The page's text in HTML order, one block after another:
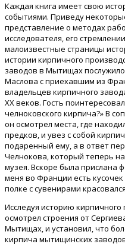
Каждая книга имеет свою
событиями. Приведу
представление о методах
исследователя, его
малоизвестные страницы
истории кирпичного
заводов в Мытищах послужило
Маслова с приехавшим из
владельцев кирпичного
XX веков. Гость
челноковского кирпича?» В
он осмотрел места, где
предков, и увез с собой
подаренный ему, а в ответ
Челнокова, который теперь
музея. Вскоре была прислана
меня во Франции есть
полке с сувенирами
Исследуя историю
осмотрел строения от
Мытищах, и установил, что
кирпича мытищинских